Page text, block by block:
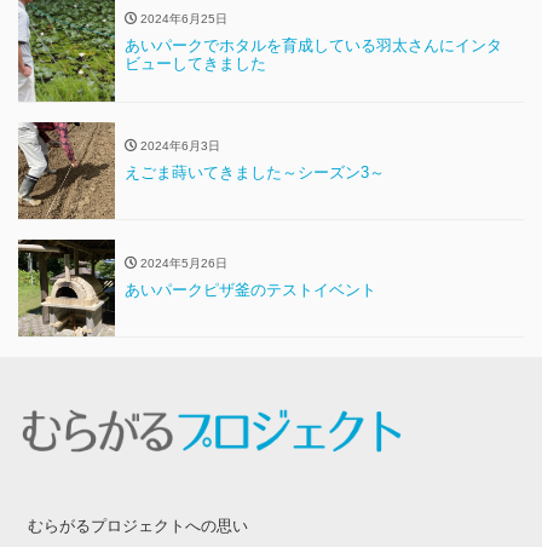
2024年6月25日
あいパークでホタルを育成している羽太さんにインタ
ビューしてきました
2024年6月3日
えごま蒔いてきました～シーズン3～
2024年5月26日
あいパークピザ釜のテストイベント
むらがるプロジェクトへの思い